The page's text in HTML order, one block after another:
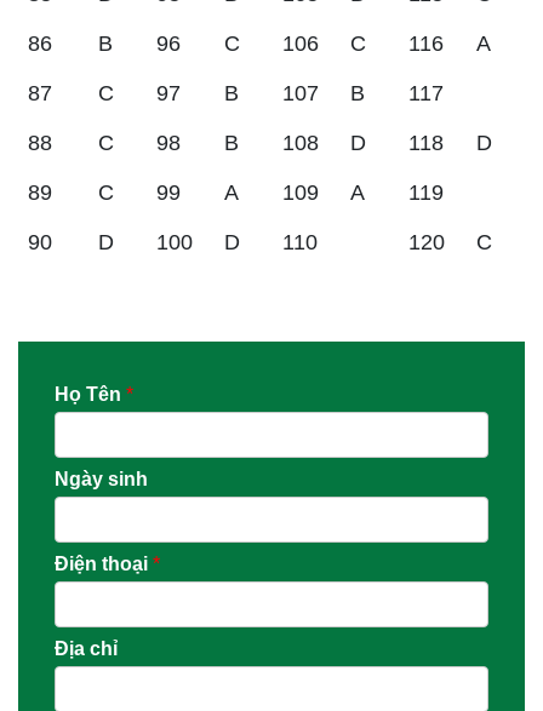
86 B 96 C 106 C 116 A
87 C 97 B 107 B 117
88 C 98 B 108 D 118 D
89 C 99 A 109 A 119
90 D 100 D 110 120 C
Họ Tên *
Ngày sinh
Điện thoại *
Địa chỉ